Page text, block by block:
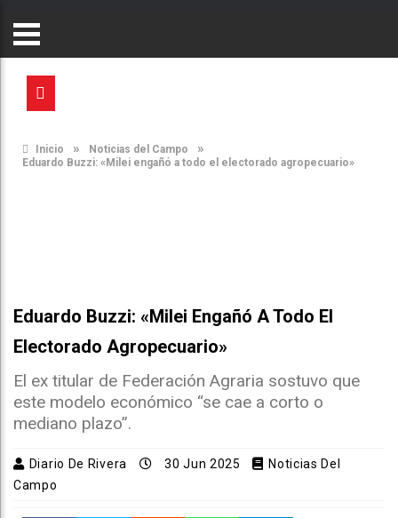
Inicio » Noticias del Campo »
Eduardo Buzzi: «Milei engañó a todo el electorado agropecuario»
Eduardo Buzzi: «Milei Engañó A Todo El
Electorado Agropecuario»
El ex titular de Federación Agraria sostuvo que
este modelo económico “se cae a corto o
mediano plazo”.
Diario De Rivera 30 Jun 2025
Noticias Del
Campo